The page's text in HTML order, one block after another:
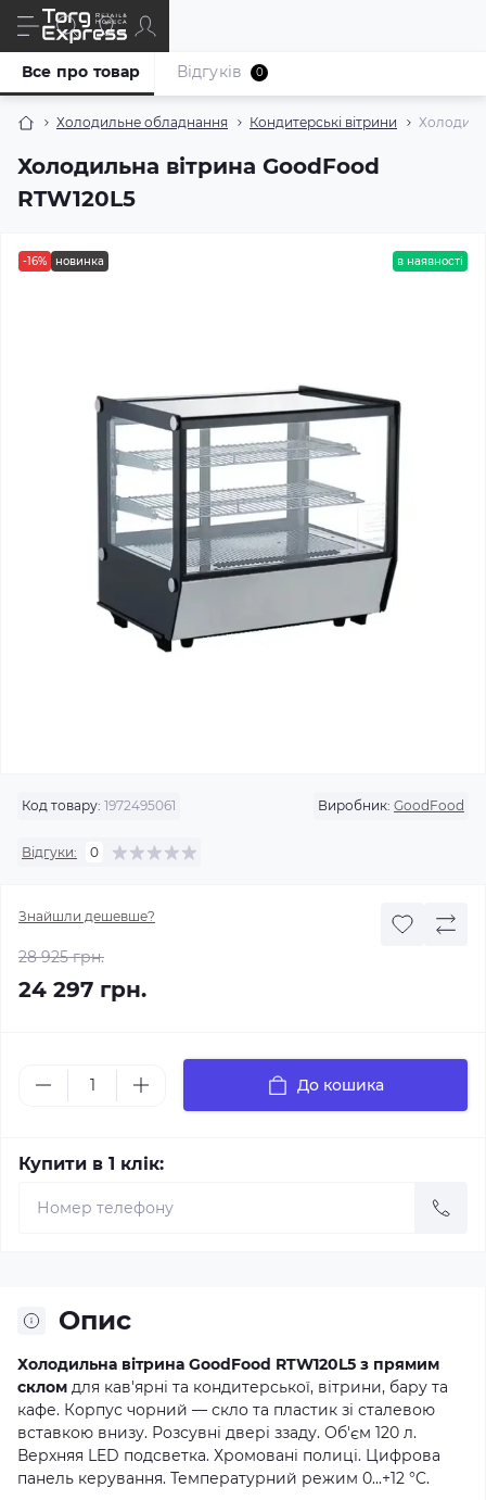
Холодильне обладнання Кондитерські вітрини
Холодильна вітрина GoodFood
RTW120L5
Все про товар Відгуків 0
-16% новинка в наявності
Код товару: 1972495061 Виробник: GoodFood
Відгуки: 0
Знайшли дешевше?
28 925 грн.
24 297 грн.
До кошика
Купити в 1 клік:
Опис
Холодильна вітрина GoodFood RTW120L5 з прямим
склом для кав'ярні та кондитерської, вітрини, бару та
кафе. Корпус чорний — скло та пластик зі сталевою
вставкою внизу. Розсувні двері ззаду. Об'єм 120 л.
Верхняя LED подсветка. Хромовані полиці. Цифрова
панель керування. Температурний режим 0...+12 °C.